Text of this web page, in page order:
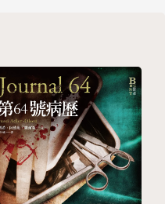
會副祕書長、高雄市政
行銷等課程。
天个花蕊》、《我的父
鬱三千公尺》、《歌聲
河》、《聽爸爸說童
影詩文集《忘了，曾經